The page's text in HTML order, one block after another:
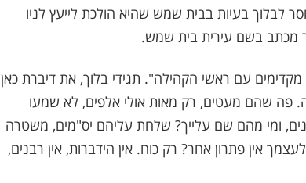
לבלוך בעיות בבית שמש שהיא הולכת לייעץ לניו
מכתב בשם עירית בית שמש.
מקדימים עם ראשי הקהילה". תגידי בלוך, את דיברת כאן
שהם מעטים, רק מאות אולי אלפים, לא שמעו
ומי מהם שם עלייך? שלחת עליהם יס"מים, משטרה
אין פתרון אחר? רק כוח. אין הידברות, אין רבנים,